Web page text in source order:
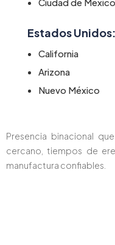
Ciudad de México
Estados Unidos:
California
Arizona
Nuevo México
Presencia binacional
cercano, tiempos de
manufactura confiables.